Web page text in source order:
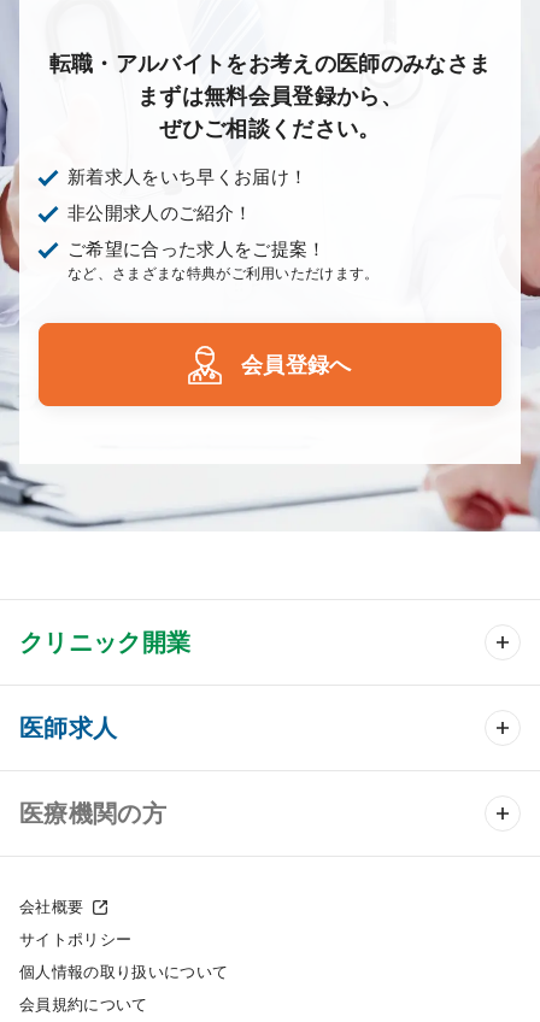
転職・アルバイトをお考えの医師のみなさま
まずは無料会員登録から、
ぜひご相談ください。
新着求人をいち早くお届け！
非公開求人のご紹介！
ご希望に合った求人をご提案！
など、さまざまな特典がご利用いただけます。
会員登録へ
クリニック開業
クリニック開業 TOP
クリニック物件検索
クリニックの開業スタイル
クリニック開業までの流れ
医師求人
医師求人 TOP
常勤求人検索
非常勤求人検索
スポット求人検索
医療機関の方
採用をお考えの医療機関の方
会社概要
サイトポリシー
個人情報の取り扱いについて
会員規約について